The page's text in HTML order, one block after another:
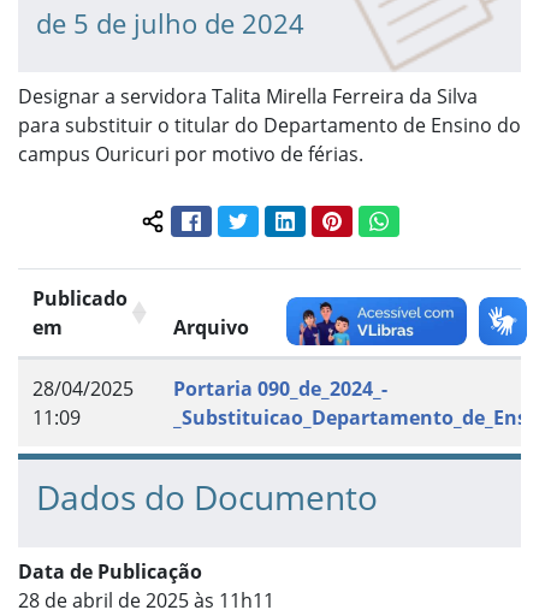
de 5 de julho de 2024
Designar a servidora Talita Mirella Ferreira da Silva
para substituir o titular do Departamento de Ensino do
campus Ouricuri por motivo de férias.
Compartilhar conteúdo:
FacebookTwitterLinkedInPinterestWhatsApp
Publicado
em
Arquivo
28/04/2025
11:09
Portaria 090_de_2024_-
Dados do Documento
Data de Publicação
28 de abril de 2025 às 11h11